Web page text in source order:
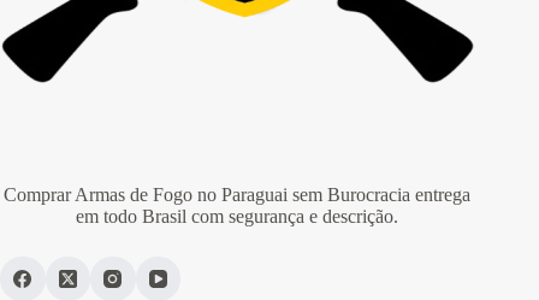
Comprar Armas de Fogo no Paraguai sem Burocracia entrega
em todo Brasil com segurança e descrição.